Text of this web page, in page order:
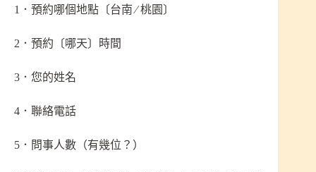
1．預約哪個地點〔台南 ∕ 桃園〕
2．預約〔哪天〕時間
3．您的姓名
4．聯絡電話
5．問事人數（有幾位？）